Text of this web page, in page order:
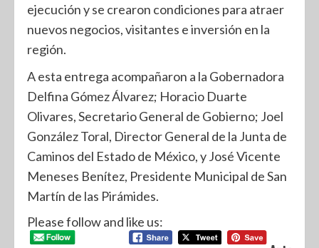
ejecución y se crearon condiciones para atraer
nuevos negocios, visitantes e inversión en la
región.
A esta entrega acompañaron a la Gobernadora
Delfina Gómez Álvarez; Horacio Duarte
Olivares, Secretario General de Gobierno; Joel
González Toral, Director General de la Junta de
Caminos del Estado de México, y José Vicente
Meneses Benítez, Presidente Municipal de San
Martín de las Pirámides.
Please follow and like us: